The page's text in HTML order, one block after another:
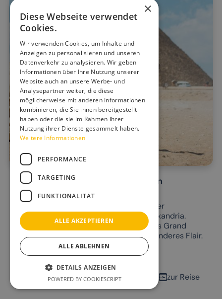
Kairo & Alexandria mit dem neuen
Ägyptischen Museum
Entdecken Sie Ägyptens Schätze auf einer
faszinierenden Reise nach Kairo und Alexandria.
Erleben Sie die Pyramiden von Gizeh, das Grand
Egyptian Museum und Alexandrias besonderes Flair.
10.03.2027 - 15.03.2027
zur Reise
×
Diese Webseite verwendet
Cookies.
Wir verwenden Cookies, um Inhalte und
Anzeigen zu personalisieren und unseren
Datenverkehr zu analysieren. Wir geben
Informationen über Ihre Nutzung unserer
Website auch an unsere Werbe- und
Analysepartner weiter, die diese
möglicherweise mit anderen Informationen
kombinieren, die Sie ihnen bereitgestellt
haben oder die sie im Rahmen Ihrer
Nutzung ihrer Dienste gesammelt haben.
Weitere Informationen
PERFORMANCE
TARGETING
FUNKTIONALITÄT
ALLE AKZEPTIEREN
ALLE ABLEHNEN
DETAILS ANZEIGEN
POWERED BY COOKIESCRIPT